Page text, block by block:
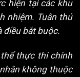
hiện tại các khu
nhiệm. Tuân thủ
điều bắt buộc.
thực thi chính
không thuộc